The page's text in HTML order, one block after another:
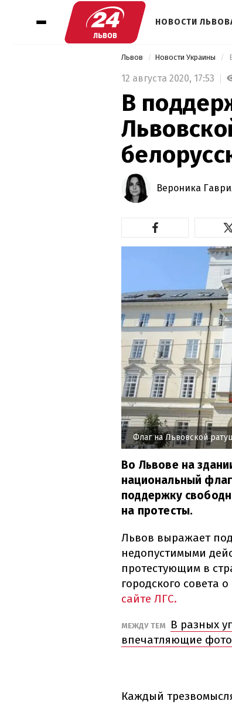
НОВОСТИ
Львов Новости Украины
12 августа 2020, 17:53
В
Вероника
Флаг на Львовской
Во Львове на
национальный
поддержку
на протесты.
Львов выражает
недопустимыми
протестующим в
городского совета
сайте ЛГС.
МЕЖДУ ТЕМ
В разных
впечатляющие фото
Каждый